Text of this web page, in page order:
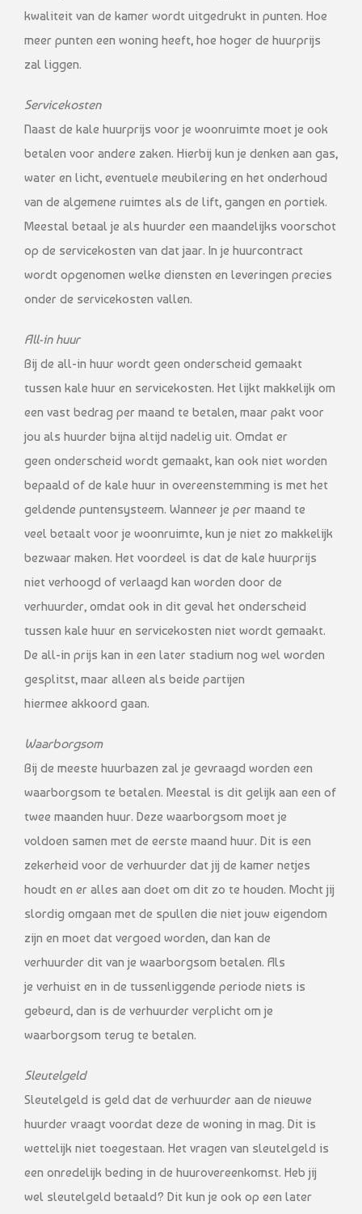
kwaliteit van de kamer wordt uitgedrukt in punten. Hoe
meer punten een woning heeft, hoe hoger de huurprijs
zal liggen.
Servicekosten
Naast de kale huurprijs voor je woonruimte moet je ook
betalen voor andere zaken. Hierbij kun je denken aan gas,
water en licht, eventuele meubilering en het onderhoud
van de algemene ruimtes als de lift, gangen en portiek.
Meestal betaal je als huurder een maandelijks voorschot
op de servicekosten van dat jaar. In je huurcontract
wordt opgenomen welke diensten en leveringen precies
onder de servicekosten vallen.
All-in huur
Bij de all-in huur wordt geen onderscheid gemaakt
tussen kale huur en servicekosten. Het lijkt makkelijk om
een vast bedrag per maand te betalen, maar pakt voor
jou als huurder bijna altijd nadelig uit. Omdat er
geen onderscheid wordt gemaakt, kan ook niet worden
bepaald of de kale huur in overeenstemming is met het
geldende puntensysteem. Wanneer je per maand te
veel betaalt voor je woonruimte, kun je niet zo makkelijk
bezwaar maken. Het voordeel is dat de kale huurprijs
niet verhoogd of verlaagd kan worden door de
verhuurder, omdat ook in dit geval het onderscheid
tussen kale huur en servicekosten niet wordt gemaakt.
De all-in prijs kan in een later stadium nog wel worden
gesplitst, maar alleen als beide partijen
hiermee akkoord gaan.
Waarborgsom
Bij de meeste huurbazen zal je gevraagd worden een
waarborgsom te betalen. Meestal is dit gelijk aan een of
twee maanden huur. Deze waarborgsom moet je
voldoen samen met de eerste maand huur. Dit is een
zekerheid voor de verhuurder dat jij de kamer netjes
houdt en er alles aan doet om dit zo te houden. Mocht jij
slordig omgaan met de spullen die niet jouw eigendom
zijn en moet dat vergoed worden, dan kan de
verhuurder dit van je waarborgsom betalen. Als
je verhuist en in de tussenliggende periode niets is
gebeurd, dan is de verhuurder verplicht om je
waarborgsom terug te betalen.
Sleutelgeld
Sleutelgeld is geld dat de verhuurder aan de nieuwe
huurder vraagt voordat deze de woning in mag. Dit is
wettelijk niet toegestaan. Het vragen van sleutelgeld is
een onredelijk beding in de huurovereenkomst. Heb jij
wel sleutelgeld betaald? Dit kun je ook op een later